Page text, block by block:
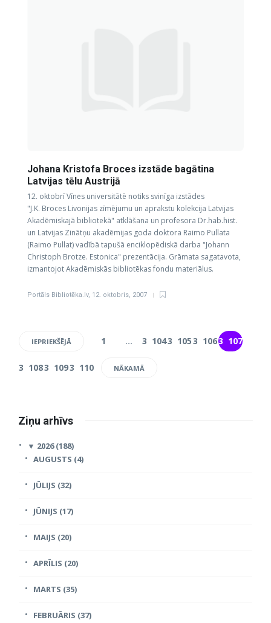
Johana Kristofa Broces izstāde bagātina
Latvijas tēlu Austrijā
12. oktobrī Vīnes universitātē notiks svinīga izstādes
"J.K. Broces Livonijas zīmējumu un aprakstu kolekcija Latvijas
Akadēmiskajā bibliotekā" atklāšana un profesora Dr.hab.hist.
un Latvijas Zinātņu akadēmijas goda doktora Raimo Pullata
(Raimo Pullat) vadībā tapušā enciklopēdiskā darba "Johann
Christoph Brotze. Estonica" prezentācija. Grāmata sagatavota,
izmantojot Akadēmiskās bibliotēkas fondu materiālus.
Portāls Bibliotēka.lv, 12. oktobris, 2007
IEPRIEKŠĒJĀ 1 … 3 1043 1053 1063 107
3 1083 1093 110 NĀKAMĀ
Ziņu arhīvs
▼ 2026 (188)
AUGUSTS (4)
JŪLIJS (32)
JŪNIJS (17)
MAIJS (20)
APRĪLIS (20)
MARTS (35)
FEBRUĀRIS (37)